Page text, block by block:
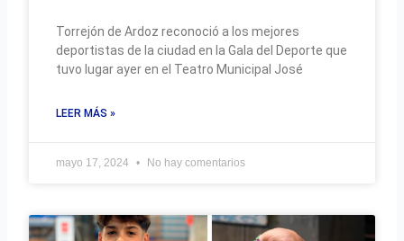
Torrejón de Ardoz reconoció a los mejores
deportistas de la ciudad en la Gala del Deporte que
tuvo lugar ayer en el Teatro Municipal José
LEER MÁS »
mayo 17, 2024 No hay comentarios